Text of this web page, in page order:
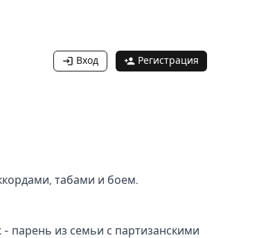
Вход Регистрация
табами и боем.
парень из семьи с партизанскими